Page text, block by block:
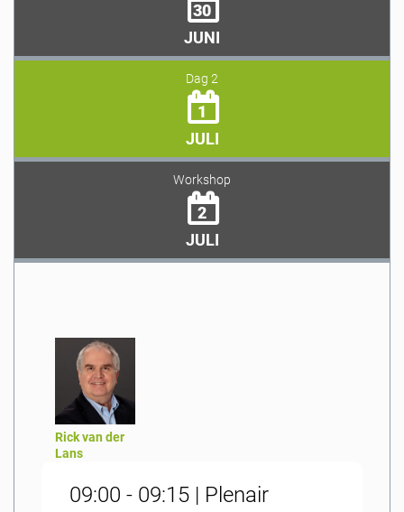
30
JUNI
Dag 2
1
JULI
Workshop
2
JULI
Rick van der
Lans
09:00 - 09:15 | Plenair